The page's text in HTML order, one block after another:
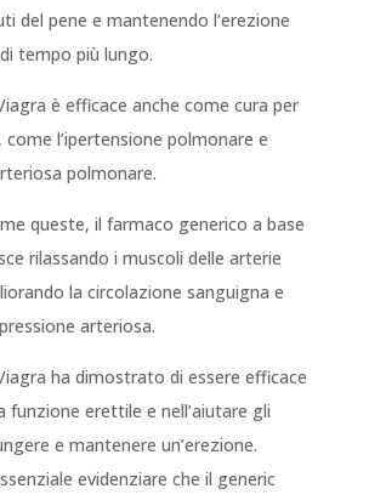
del pene e mantenendo l’erezione
tempo più lungo.
è efficace anche come cura per
l’ipertensione polmonare e
polmonare.
queste, il farmaco generico a base
rilassando i muscoli delle arterie
la circolazione sanguigna e
arteriosa.
ha dimostrato di essere efficace
funzione erettile e nell’aiutare gli
e mantenere un’erezione.
evidenziare che il generic